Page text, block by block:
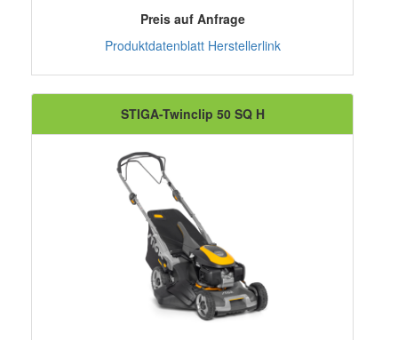
Preis auf Anfrage
Produktdatenblatt Herstellerlink
STIGA-Twinclip 50 SQ H